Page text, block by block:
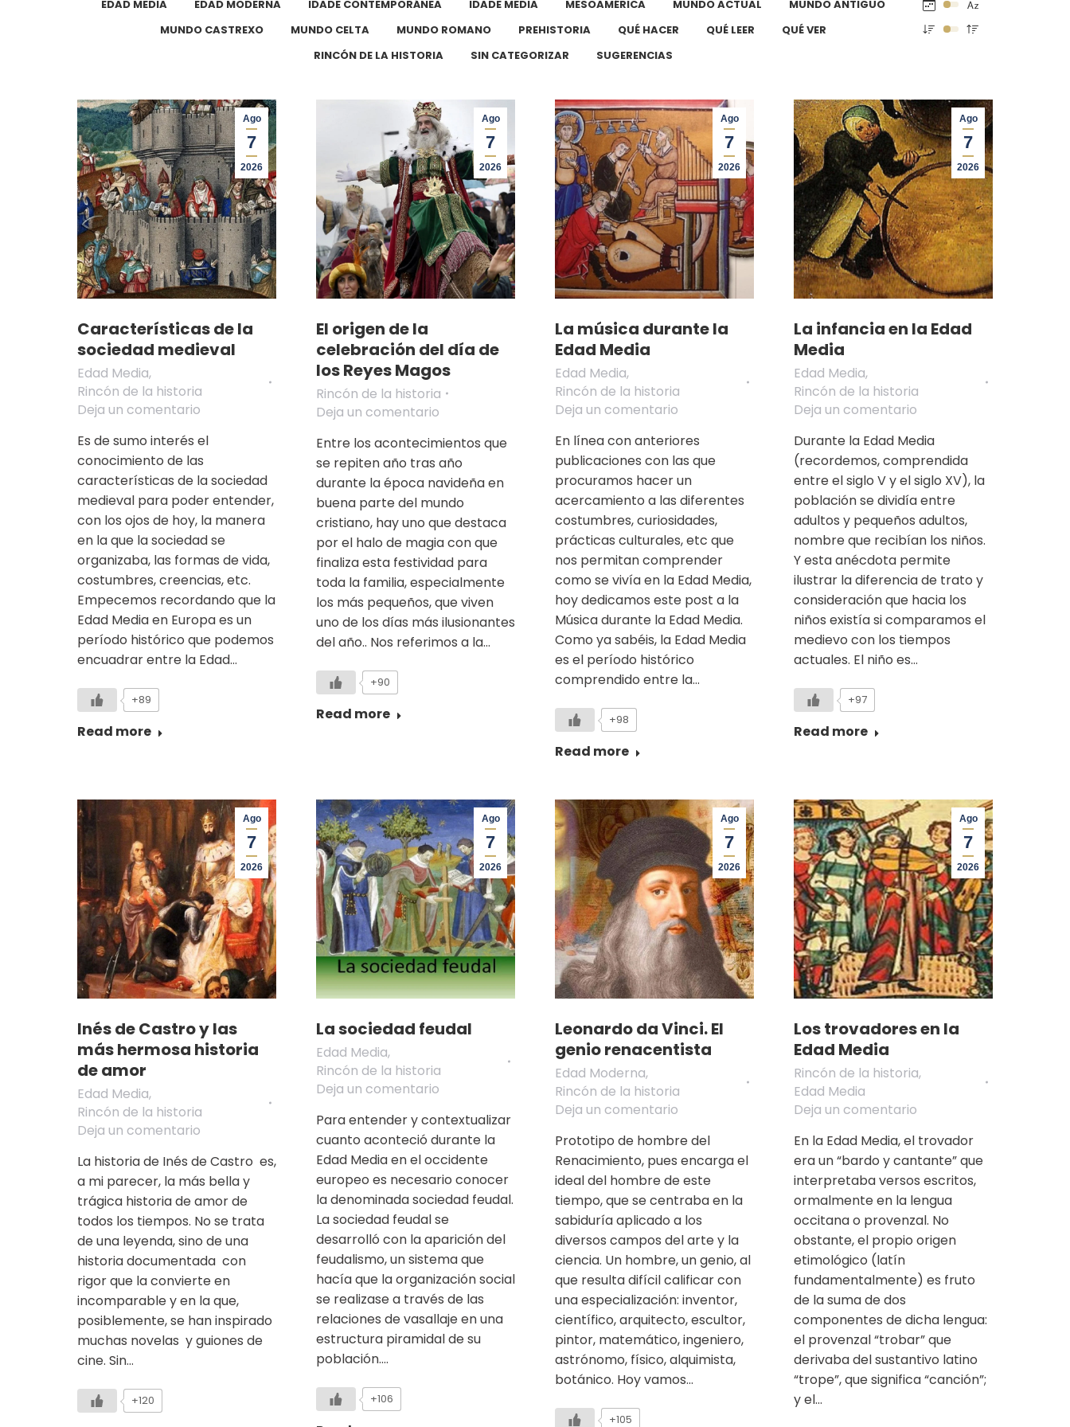
EDAD MEDIA
EDAD MODERNA IDADE CONTEMPORÁNEA IDADE MEDIA MESOAMÉRICA MUNDO ACTUAL
MUNDO ANTIGUO
MUNDO CASTREXO
MUNDO CELTA MUNDO ROMANO PREHISTORIA QUÉ HACER QUÉ LEER
QUÉ VER
RINCÓN DE LA HISTORIA
SIN CATEGORIZAR SUGERENCIAS
Ago
7
2026
Características de la
sociedad medieval
Edad Media,
Rincón de la historia
Deja un comentario
Es de sumo interés el
conocimiento de las
características de la sociedad
medieval para poder entender,
con los ojos de hoy, la manera
en la que la sociedad se
organizaba, las formas de vida,
costumbres, creencias, etc.
Empecemos recordando que la
Edad Media en Europa es un
período histórico que podemos
encuadrar entre la Edad…
+89
Read more
Ago
7
2026
El origen de la
celebración del día de
los Reyes Magos
Rincón de la historia
Deja un comentario
Entre los acontecimientos que
se repiten año tras año
durante la época navideña en
buena parte del mundo
cristiano, hay uno que destaca
por el halo de magia con que
finaliza esta festividad para
toda la familia, especialmente
los más pequeños, que viven
uno de los días más ilusionantes
del año.. Nos referimos a la…
+90
Read more
Ago
7
2026
La música durante la
Edad Media
Edad Media,
Rincón de la historia
Deja un comentario
En línea con anteriores
publicaciones con las que
procuramos hacer un
acercamiento a las diferentes
costumbres, curiosidades,
prácticas culturales, etc que
nos permitan comprender
como se vivía en la Edad Media,
hoy dedicamos este post a la
Música durante la Edad Media.
Como ya sabéis, la Edad Media
es el período histórico
comprendido entre la…
+98
Read more
Ago
7
2026
La infancia en la Edad
Media
Edad Media,
Rincón de la historia
Deja un comentario
Durante la Edad Media
(recordemos, comprendida
entre el siglo V y el siglo XV), la
población se dividía entre
adultos y pequeños adultos,
nombre que recibían los niños.
Y esta anécdota permite
ilustrar la diferencia de trato y
consideración que hacia los
niños existía si comparamos el
medievo con los tiempos
actuales. El niño es…
+97
Read more
Ago
7
2026
Inés de Castro y las
más hermosa historia
de amor
Edad Media,
Rincón de la historia
Deja un comentario
La historia de Inés de Castro es,
a mi parecer, la más bella y
trágica historia de amor de
todos los tiempos. No se trata
de una leyenda, sino de una
historia documentada con
rigor que la convierte en
incomparable y en la que,
posiblemente, se han inspirado
muchas novelas y guiones de
cine. Sin…
+120
Ago
7
2026
La sociedad feudal
Edad Media,
Rincón de la historia
Deja un comentario
Para entender y contextualizar
cuanto aconteció durante la
Edad Media en el occidente
europeo es necesario conocer
la denominada sociedad feudal.
La sociedad feudal se
desarrolló con la aparición del
feudalismo, un sistema que
hacía que la organización social
se realizase a través de las
relaciones de vasallaje en una
estructura piramidal de su
población.…
+106
Ago
7
2026
Leonardo da Vinci. El
genio renacentista
Edad Moderna,
Rincón de la historia
Deja un comentario
Prototipo de hombre del
Renacimiento, pues encarga el
ideal del hombre de este
tiempo, que se centraba en la
sabiduría aplicado a los
diversos campos del arte y la
ciencia. Un hombre, un genio, al
que resulta difícil calificar con
una especialización: inventor,
científico, arquitecto, escultor,
pintor, matemático, ingeniero,
astrónomo, físico, alquimista,
botánico. Hoy vamos…
+105
Ago
7
2026
Los trovadores en la
Edad Media
Rincón de la historia,
Edad Media
Deja un comentario
En la Edad Media, el trovador
era un “bardo y cantante” que
interpretaba versos escritos,
ormalmente en la lengua
occitana o provenzal. No
obstante, el propio origen
etimológico (latín
fundamentalmente) es fruto
de la suma de dos
componentes de dicha lengua:
el provenzal “trobar” que
derivaba del sustantivo latino
“trope”, que significa “canción”;
y el…